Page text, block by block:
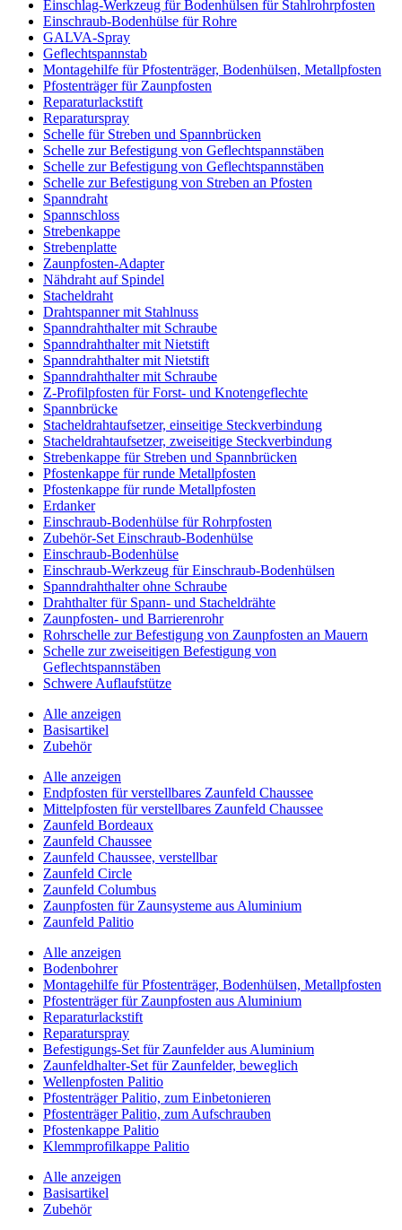
Einschlag-Werkzeug für Bodenhülsen für Stahlrohrpfosten
Einschraub-Bodenhülse für Rohre
GALVA-Spray
Geflechtspannstab
Montagehilfe für Pfostenträger, Bodenhülsen, Metallpfosten
Pfostenträger für Zaunpfosten
Reparaturlackstift
Reparaturspray
Schelle für Streben und Spannbrücken
Schelle zur Befestigung von Geflechtspannstäben
Schelle zur Befestigung von Geflechtspannstäben
Schelle zur Befestigung von Streben an Pfosten
Spanndraht
Spannschloss
Strebenkappe
Strebenplatte
Zaunpfosten-Adapter
Nähdraht auf Spindel
Stacheldraht
Drahtspanner mit Stahlnuss
Spanndrahthalter mit Schraube
Spanndrahthalter mit Nietstift
Spanndrahthalter mit Nietstift
Spanndrahthalter mit Schraube
Z-Profilpfosten für Forst- und Knotengeflechte
Spannbrücke
Stacheldrahtaufsetzer, einseitige Steckverbindung
Stacheldrahtaufsetzer, zweiseitige Steckverbindung
Strebenkappe für Streben und Spannbrücken
Pfostenkappe für runde Metallpfosten
Pfostenkappe für runde Metallpfosten
Erdanker
Einschraub-Bodenhülse für Rohrpfosten
Zubehör-Set Einschraub-Bodenhülse
Einschraub-Bodenhülse
Einschraub-Werkzeug für Einschraub-Bodenhülsen
Spanndrahthalter ohne Schraube
Drahthalter für Spann- und Stacheldrähte
Zaunpfosten- und Barrierenrohr
Rohrschelle zur Befestigung von Zaunpfosten an Mauern
Schelle zur zweiseitigen Befestigung von
Geflechtspannstäben
Schwere Auflaufstütze
Alle anzeigen
Basisartikel
Zubehör
Alle anzeigen
Endpfosten für verstellbares Zaunfeld Chaussee
Mittelpfosten für verstellbares Zaunfeld Chaussee
Zaunfeld Bordeaux
Zaunfeld Chaussee
Zaunfeld Chaussee, verstellbar
Zaunfeld Circle
Zaunfeld Columbus
Zaunpfosten für Zaunsysteme aus Aluminium
Zaunfeld Palitio
Alle anzeigen
Bodenbohrer
Montagehilfe für Pfostenträger, Bodenhülsen, Metallpfosten
Pfostenträger für Zaunpfosten aus Aluminium
Reparaturlackstift
Reparaturspray
Befestigungs-Set für Zaunfelder aus Aluminium
Zaunfeldhalter-Set für Zaunfelder, beweglich
Wellenpfosten Palitio
Pfostenträger Palitio, zum Einbetonieren
Pfostenträger Palitio, zum Aufschrauben
Pfostenkappe Palitio
Klemmprofilkappe Palitio
Alle anzeigen
Basisartikel
Zubehör